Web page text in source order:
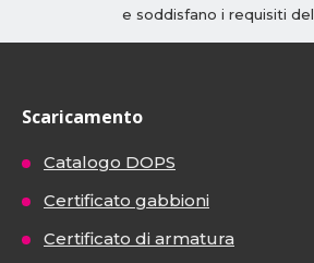
e soddisfano i requisiti del
Scaricamento
Catalogo DOPS
Certificato gabbioni
Certificato di armatura